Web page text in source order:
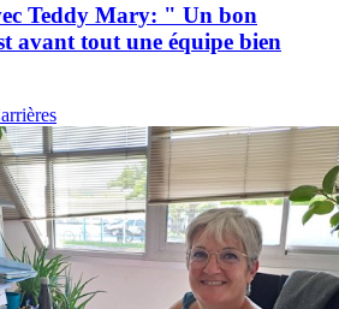
Teddy Mary: " Un bon
avant tout une équipe bien